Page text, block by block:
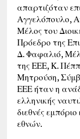
απαρτιζόταν
Αγγελόπουλο,
Μέλος του
Πρόεδρο της
Δ. Φαφαλιό,
της ΕΕΕ, Κ.
Μητρούση,
ΕΕΕ ήταν η
ελληνικής
διεθνές
εθνών.